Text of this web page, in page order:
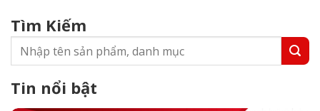
Tìm Kiếm
Tin nổi bật